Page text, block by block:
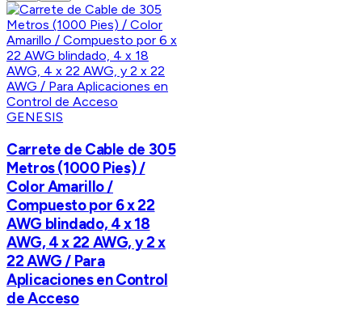
GENESIS
Carrete de Cable de 305
Metros (1000 Pies) /
Color Amarillo /
Compuesto por 6 x 22
AWG blindado, 4 x 18
AWG, 4 x 22 AWG, y 2 x
22 AWG / Para
Aplicaciones en Control
de Acceso